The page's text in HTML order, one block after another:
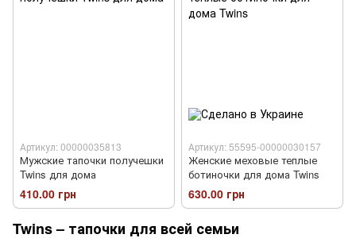
Артикул: 00000035813
Мужские тапочки получешки
Twins для дома
410.00 грн
Артикул: 55595-00000030157
Женские меховые теплые
ботиночки для дома Twins
630.00 грн
Twins – тапочки для всей семьи